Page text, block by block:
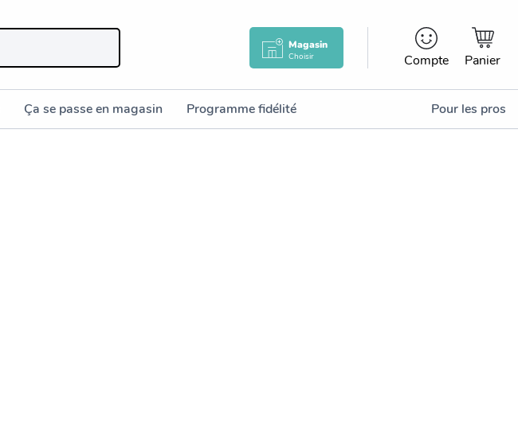
Magasin
Choisir Compte Panier
Ça se passe en magasin Programme fidélité Pour les pros